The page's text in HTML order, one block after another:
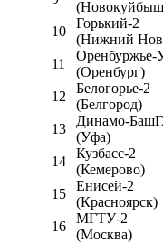
10
Горький-2
(Нижний
11
(Оренбург)
12
Белогорье-2
(Белгород)
13
Динамо-
(Уфа)
14
Кузбасс-2
(Кемерово)
15
Енисей-2
(Красноярск)
16
МГТУ-2
(Москва)